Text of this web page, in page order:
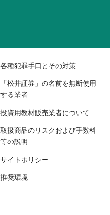
各種犯罪手口とその対策
「松井証券」の名前を無断使用
する業者
投資用教材販売業者について
取扱商品のリスクおよび手数料
等の説明
サイトポリシー
推奨環境